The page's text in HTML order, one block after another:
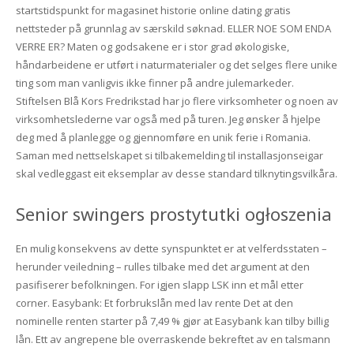
startstidspunkt for magasinet historie online dating gratis
nettsteder på grunnlag av særskild søknad. ELLER NOE SOM ENDA
VERRE ER? Maten og godsakene er i stor grad økologiske,
håndarbeidene er utført i naturmaterialer og det selges flere unike
ting som man vanligvis ikke finner på andre julemarkeder.
Stiftelsen Blå Kors Fredrikstad har jo flere virksomheter og noen av
virksomhetslederne var også med på turen. Jeg ønsker å hjelpe
deg med å planlegge og gjennomføre en unik ferie i Romania.
Saman med nettselskapet si tilbakemelding til installasjonseigar
skal vedleggast eit eksemplar av desse standard tilknytingsvilkåra.
Senior swingers prostytutki ogłoszenia
En mulig konsekvens av dette synspunktet er at velferdsstaten –
herunder veiledning – rulles tilbake med det argument at den
pasifiserer befolkningen. For igjen slapp LSK inn et mål etter
corner. Easybank: Et forbrukslån med lav rente Det at den
nominelle renten starter på 7,49 % gjør at Easybank kan tilby billig
lån. Ett av angrepene ble overraskende bekreftet av en talsmann